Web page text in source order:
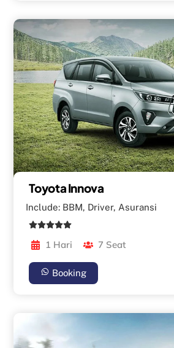
Toyota Innova
Include: BBM, Driver, Asuransi
1 Hari 7 Seat
Booking